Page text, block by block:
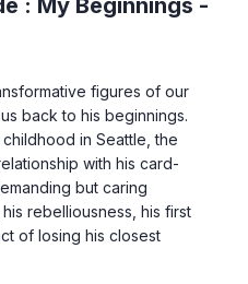
: My Beginnings -
figures of our
back to his beginnings.
in Seattle, the
with his card-
but caring
rebelliousness, his first
of losing his closest